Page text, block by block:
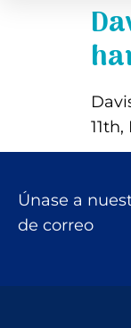
Únase a
de correo